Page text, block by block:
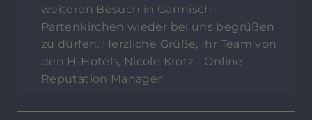
weiteren Besuch in Garmisch-
Partenkirchen wieder bei uns begrüßen
zu dürfen. Herzliche Grüße, Ihr Team von
den H-Hotels, Nicole Krötz - Online
Reputation Manager